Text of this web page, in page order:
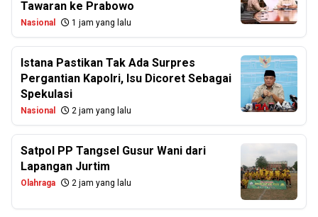
Tawaran ke Prabowo
Nasional 1 jam yang lalu
Istana Pastikan Tak Ada Surpres
Pergantian Kapolri, Isu Dicoret Sebagai
Spekulasi
Nasional 2 jam yang lalu
Satpol PP Tangsel Gusur Wani dari
Lapangan Jurtim
Olahraga 2 jam yang lalu